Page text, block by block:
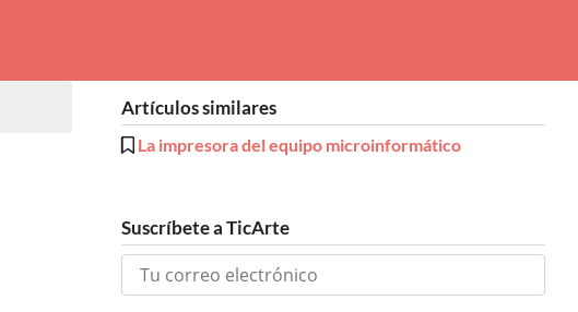
Artículos similares
La impresora del equipo microinformático
Suscríbete a TicArte